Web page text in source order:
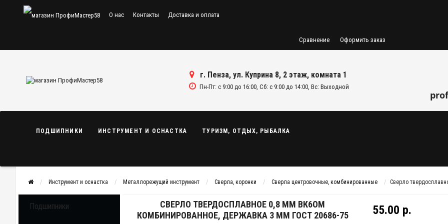
О нас Контакты Доставка и оплата
Сравнение Оформить заказ
г. Пенза, ул. Куприна 8, 2 этаж, комната 1
Пн-Пт: с 9:00 до 16:00, Сб: с 9:00 до 14:00, Вс: Выходной
ПОДШИПНИКИ ИНСТРУМЕНТ И ОСНАСТКА ТУРИЗМ, ОТДЫХ, РЫБАЛКА
Инструмент и оснастка Металлорежущий инструмент Сверла, коронки Сверла центровочные, комбинированные Сверло
Подшипники
СВЕРЛО ТВЕРДОСПЛАВНОЕ 0,8 ММ ВК6ОМ
КОМБИНИРОВАННОЕ, ДЕРЖАВКА 3 ММ ГОСТ 20686-75
55.00 р.